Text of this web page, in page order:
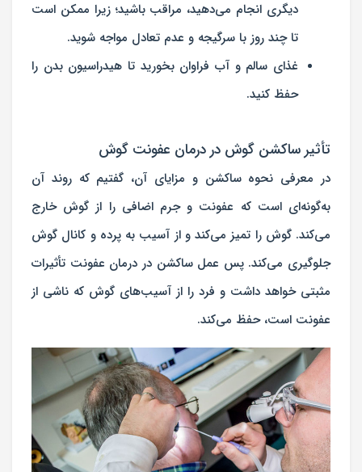
دیگری انجام می‌دهید، مراقب باشید؛ زیرا ممکن است
تا چند روز با سرگیجه و عدم تعادل مواجه شوید.
غذای سالم و آب فراوان بخورید تا هیدراسیون بدن را
حفظ کنید.
تأثیر ساکشن گوش در درمان عفونت گوش
در معرفی نحوه ساکشن و مزایای آن، گفتیم که روند آن
به‌گونه‌ای است که عفونت و جرم اضافی را از گوش خارج
می‌کند. گوش را تمیز می‌کند و از آسیب به پرده و کانال گوش
جلوگیری می‌کند. پس عمل ساکشن در درمان عفونت تأثیرات
مثبتی خواهد داشت و فرد را از آسیب‌های گوش که ناشی از
عفونت است، حفظ می‌کند.